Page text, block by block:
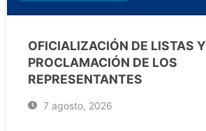
OFICIALIZACIÓN DE LISTAS Y
PROCLAMACIÓN DE LOS
REPRESENTANTES
7 agosto, 2026